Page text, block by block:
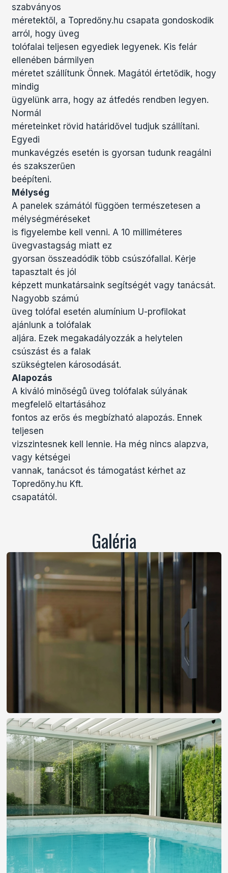
szabványos
méretektől, a Topredőny.hu csapata gondoskodik
arról, hogy üveg
tolófalai teljesen egyediek legyenek. Kis felár
ellenében bármilyen
méretet szállítunk Önnek. Magától értetődik, hogy
mindig
ügyelünk arra, hogy az átfedés rendben legyen.
Normál
méreteinket rövid határidővel tudjuk szállítani.
Egyedi
munkavégzés esetén is gyorsan tudunk reagálni
és szakszerűen
beépíteni.
Mélység
A panelek számától függöen természetesen a
mélységméréseket
is figyelembe kell venni. A 10 milliméteres
üvegvastagság miatt ez
gyorsan összeadódik több csúszófallal. Kėrje
tapasztalt és jól
képzett munkatársaink segítségét vagy tanácsát.
Nagyobb számú
üveg tolófal esetén alumínium U-profilokat
ajánlunk a tolófalak
aljára. Ezek megakadályozzák a helytelen
csúszást és a falak
szükségtelen károsodását.
Alapozás
A kiváló minőségů üveg tolófalak súlyának
megfelelő eltartásához
fontos az erős és megbízható alapozás. Ennek
teljesen
vizszintesnek kell lennie. Ha még nincs alapzva,
vagy kétségei
vannak, tanácsot és támogatást kérhet az
Topredőny.hu Kft.
csapatától.
Galéria